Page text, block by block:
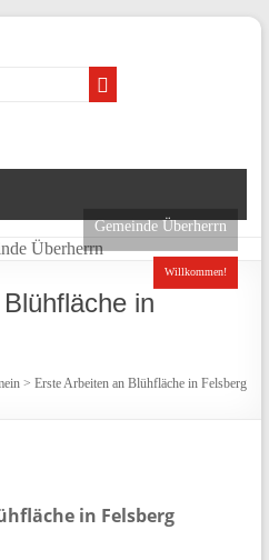
Gemeinde Überherrn
Willkommen!
in
>Erste Arbeiten an Blühfläche in Felsberg
in Felsberg